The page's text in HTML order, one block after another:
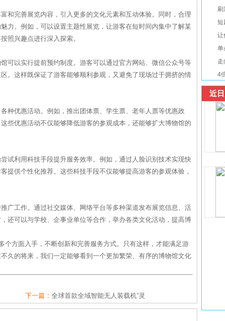
和完善展览内容，引入更多的文化元素和互动体验。同时，合理
力。例如，可以设置主题性展览，让游客在短时间内集中了解某
照兴趣点进行深入探索。
可以实行提前预约制度。游客可以通过官方网站、微信公众号等
。这样既保证了游客能够顺利参观，又避免了现场过于拥挤的情
种优惠活动。例如，推出团体票、学生票、老年人票等优惠政
些优惠活动不仅能够降低游客的参观成本，还能够扩大博物馆的
试利用科技手段提升服务效率。例如，通过人脸识别技术实现快
提供个性化推荐。这些科技手段不仅能够提高游客的参观体验，
广工作。通过社交媒体、网络平台等多种渠道发布展览信息、活
还可以与学校、企事业单位等合作，举办各类文化活动，提高博
个方面入手，不断创新和完善服务方式。只有这样，才能满足游
久的将来，我们一定能够看到一个更加繁荣、有序的博物馆文化
下一篇： 全球首款全域智能无人装载机“灵
刷
短
让
单
4
近日